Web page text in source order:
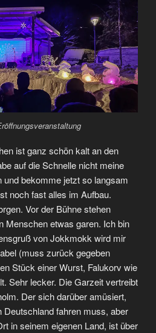
ist ganz schön kalt an den
auf die Schnelle nicht meine
und bekomme jetzt so langsam
noch fast alles im Aufbau.
Vor der Bühne stehen
Menschen etwas garen. Ich bin
von Jokkmokk wird mir
(muss zurück gegeben
Stück einer Wurst, Falukorv wie
Sehr lecker. Die Garzeit vertreibt
Der sich darüber amüsiert,
fahren muss, aber
in seinem eigenen Land, ist über